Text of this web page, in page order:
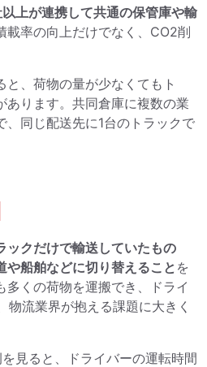
上が連携して共通の保管庫や輸
載率の向上だけでなく、CO2削
、荷物の量が少なくてもト
あります。共同倉庫に複数の業
、同じ配送先に1台のトラックで
ックだけで輸送していたもの
や船舶などに切り替えること を
多くの荷物を運搬でき、ドライ
流業界が抱える課題に大きく
見ると、ドライバーの運転時間